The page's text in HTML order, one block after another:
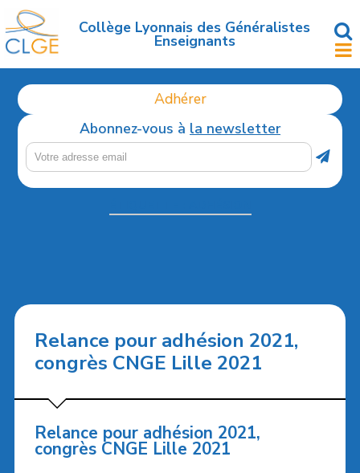
Accéder
au
contenu
Collège Lyonnais des Généralistes
Enseignants
Adhérer
Abonnez-vous à la newsletter
Relance pour adhésion 2021,
congrès CNGE Lille 2021
Relance pour adhésion 2021,
congrès CNGE Lille 2021